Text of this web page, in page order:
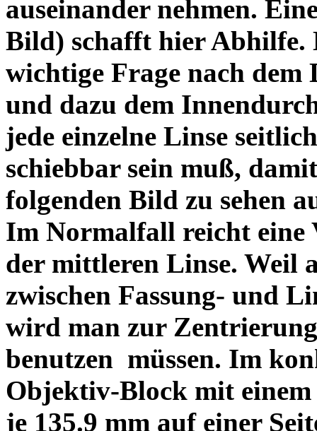
auseinander nehmen.
Bild) schafft hier Abhilfe.
wichtige Frage nach dem
und dazu dem
jede einzelne Linse
schiebbar sein muß,
folgenden Bild zu sehen
Im Normalfall reicht eine
der mittleren Linse. Weil
zwischen Fassung- und
wird man zur
benutzen müssen. Im
Objektiv-Block mit einem
je 135.9 mm auf einer